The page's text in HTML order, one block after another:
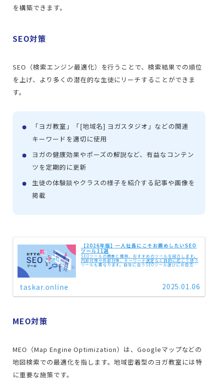
を構築できます。
SEO対策
SEO（検索エンジン最適化）を行うことで、検索結果での順位
を上げ、より多くの潜在的な生徒にリーチすることができま
す。
「ヨガ教室」「[地域名] ヨガスタジオ」などの関連
キーワードを適切に使用
ヨガの健康効果やポーズの解説など、有益なコンテン
ツを定期的に更新
生徒の体験談やクラスの様子を紹介する記事や画像を
掲載
【2026年版】一人社長にこそお薦めしたいSEO
ツール11選
SEOツールの概要と種類、おすすめのツールを紹介します。
内部対策や外部対策、キーワード選定など目的に応じて使う
ツールも異なります。自社に合うSEOツール選びにお役立て
taskar.online 2025.01.06
MEO対策
MEO（Map Engine Optimization）は、Googleマップなどの
地図検索での最適化を指します。地域密着型のヨガ教室には特
に重要な施策です。